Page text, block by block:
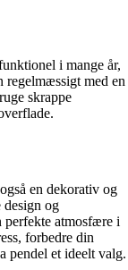
i mange år,
regelmæssigt med en
skrappe
en dekorativ og
og
perfekte atmosfære i
forbedre din
pendel et ideelt valg.